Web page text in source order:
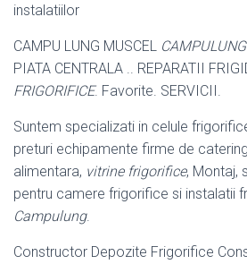
instalatiilor
CAMPU LUNG MUSCEL CAMPULUNG
PIATA CENTRALA .. REPARATII
FRIGORIFICE. Favorite. SERVICII.
Suntem specializati in celule
preturi echipamente firme de
alimentara, vitrine frigorifice, Montaj,
pentru camere frigorifice si instalatii
Campulung.
Constructor Depozite Frigorifice